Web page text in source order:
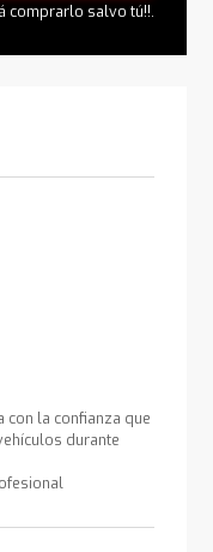
comprarlo salvo tú!!.
con la confianza que
durante